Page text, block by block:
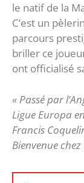
le natif de la
C’est un
parcours
briller ce
ont officialisé
« Passé par
Ligue Europa
Francis
Bienvenue